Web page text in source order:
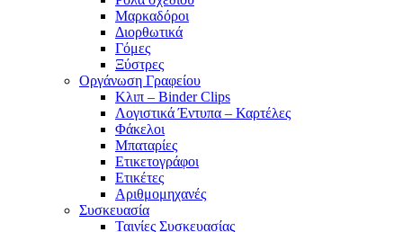
Μαρκαδόροι
Διορθωτικά
Γόμες
Ξύστρες
Οργάνωση Γραφείου
Κλιπ – Binder Clips
Λογιστικά Έντυπα – Καρτέλες
Φάκελοι
Μπαταρίες
Ετικετογράφοι
Ετικέτες
Αριθμομηχανές
Συσκευασία
Ταινίες Συσκευασίας